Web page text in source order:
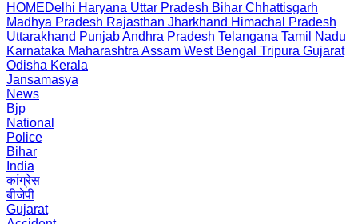
HOMEDelhi Haryana Uttar Pradesh Bihar Chhattisgarh
Madhya Pradesh Rajasthan Jharkhand Himachal Pradesh
Uttarakhand PunjabAndhra Pradesh Telangana Tamil Nadu
Karnataka Maharashtra Assam West Bengal Tripura Gujarat
Odisha Kerala
Jansamasya
News
Bjp
National
Police
Bihar
India
कांग्रेस
बीजेपी
Gujarat